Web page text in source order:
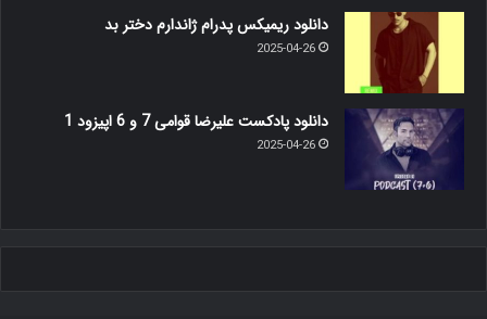
دانلود ریمیکس پدرام ژاندارم دختر بد
2025-04-26
دانلود پادکست علیرضا قوامی 7 و 6 اپیزود 1
2025-04-26